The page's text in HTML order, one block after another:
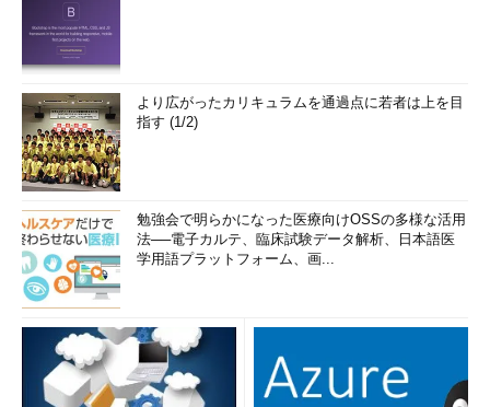
より広がったカリキュラムを通過点に若者は上を目
指す (1/2)
勉強会で明らかになった医療向けOSSの多様な活用
法──電子カルテ、臨床試験データ解析、日本語医
学用語プラットフォーム、画...